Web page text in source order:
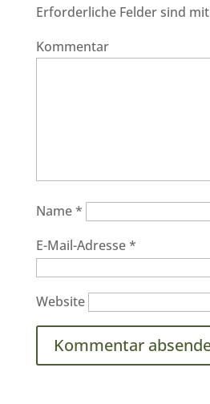
Erforderliche Felder sind mit
Kommentar
Name*
E-Mail-Adresse*
Website